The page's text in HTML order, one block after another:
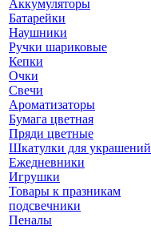
Аккумуляторы
Батарейки
Наушники
Ручки шариковые
Кепки
Очки
Свечи
Ароматизаторы
Бумага цветная
Пряди цветные
Шкатулки для украшений
Ежедневники
Игрушки
Товары к празникам
подсвечники
Пеналы